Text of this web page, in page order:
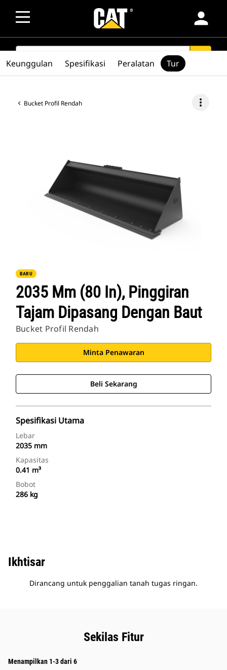
person
SEARCH
Bucket Profil Rendah more_vert
BARU
2035 Mm (80 In), Pinggiran
Tajam Dipasang Dengan Baut
Bucket Profil Rendah
Minta Penawaran
Beli Sekarang
Spesifikasi Utama
Lebar
2035 mm
Kapasitas
0.41 m³
Bobot
286 kg
Keunggulan Spesifikasi Peralatan Tur
Ikhtisar
Dirancang untuk penggalian tanah tugas ringan.
Sekilas Fitur
Menampilkan 1-3 dari 6